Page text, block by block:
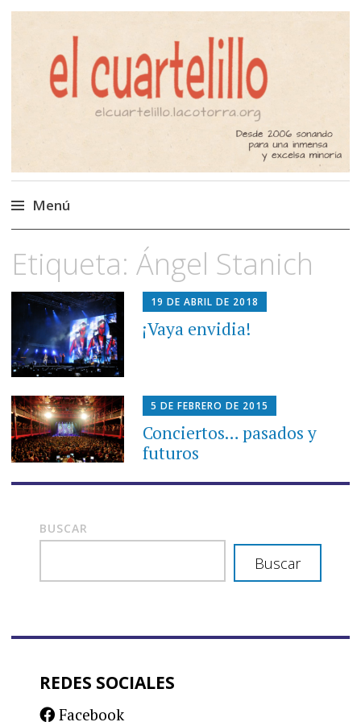
El Cuartelillo
Programa de radio de música
independiente. Podcast
Menú
al
contenido
Etiqueta: Ángel Stanich
19 DE ABRIL DE 2018
¡Vaya envidia!
5 DE FEBRERO DE 2015
Conciertos… pasados y
futuros
BUSCAR
Buscar
REDES SOCIALES
Facebook